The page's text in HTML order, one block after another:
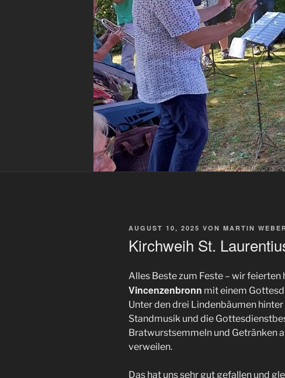
VERÖFFENTLICHT
AUGUST 10, 2025 VON MARTIN
Kirchweih St.
Alles Beste zum Feste – wir feierten
Vincenzenbronn mit einem
Unter den drei Lindenbäumen
Standmusik und die
Bratwurstsemmeln und Getränken
verweilen.
Das hat uns sehr gut gefallen und